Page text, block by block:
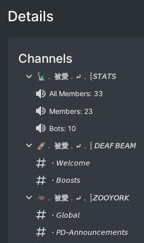
Details
Channels
🗽﹒ 被愛﹒⤾﹒┊𝘚𝘛𝘈𝘛𝘚
All Members: 33
Members: 23
Bots: 10
🚀﹒ 被愛﹒⤾﹒┊ 𝘋𝘌𝘈𝘍 𝘉𝘌𝘈𝘔
・𝘞𝘦𝘭𝘤𝘰𝘮𝘦
・𝘉𝘰𝘰𝘴𝘵𝘴
🦇﹒ 被愛﹒⤾﹒┊𝘡𝘖𝘖𝘠𝘖𝘙𝘒
・𝘎𝘭𝘰𝘣𝘢𝘭
・𝘗𝘋-𝘈𝘯𝘯𝘰𝘶𝘯𝘤𝘦𝘮𝘦𝘯𝘵𝘴